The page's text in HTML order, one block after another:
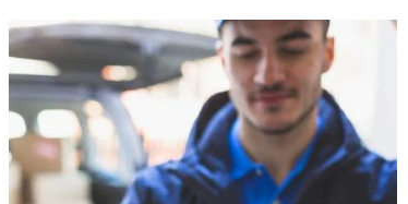
tonluk araç filomuz ve deneyimli
ekibimizle, Batı Avrupa genelinde
yüklerinizin güvenli ve zamanında
taşınmasını sağlıyoruz.
Przejdź do strony